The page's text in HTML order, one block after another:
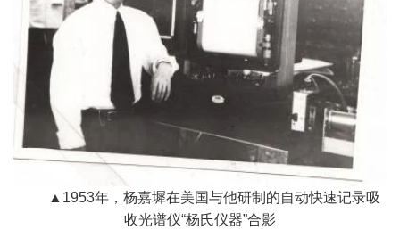
▲1953年，杨嘉墀在美国与他研制的自动快速记录吸
收光谱仪“杨氏仪器”合影